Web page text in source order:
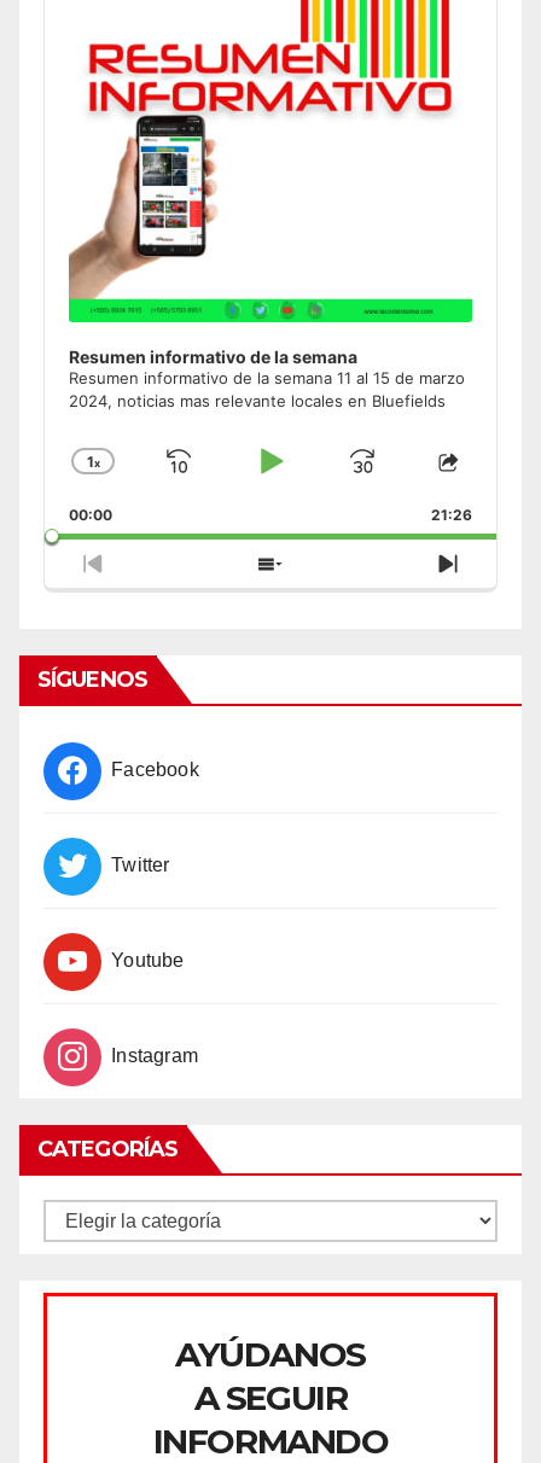
Resumen informativo de la semana
Resumen informativo de la semana 11 al 15 de marzo
2024, noticias mas relevante locales en Bluefields
Change
Rate
1x
Skip
Play
Jump
Forward
Share
Episode
00:00 21:26
Previous
Episode
Show
Episodes
Next
Episode
SÍGUENOS
Facebook
Twitter
Youtube
Instagram
CATEGORÍAS
CATEGORÍAS
AYÚDANOS
A SEGUIR
INFORMANDO